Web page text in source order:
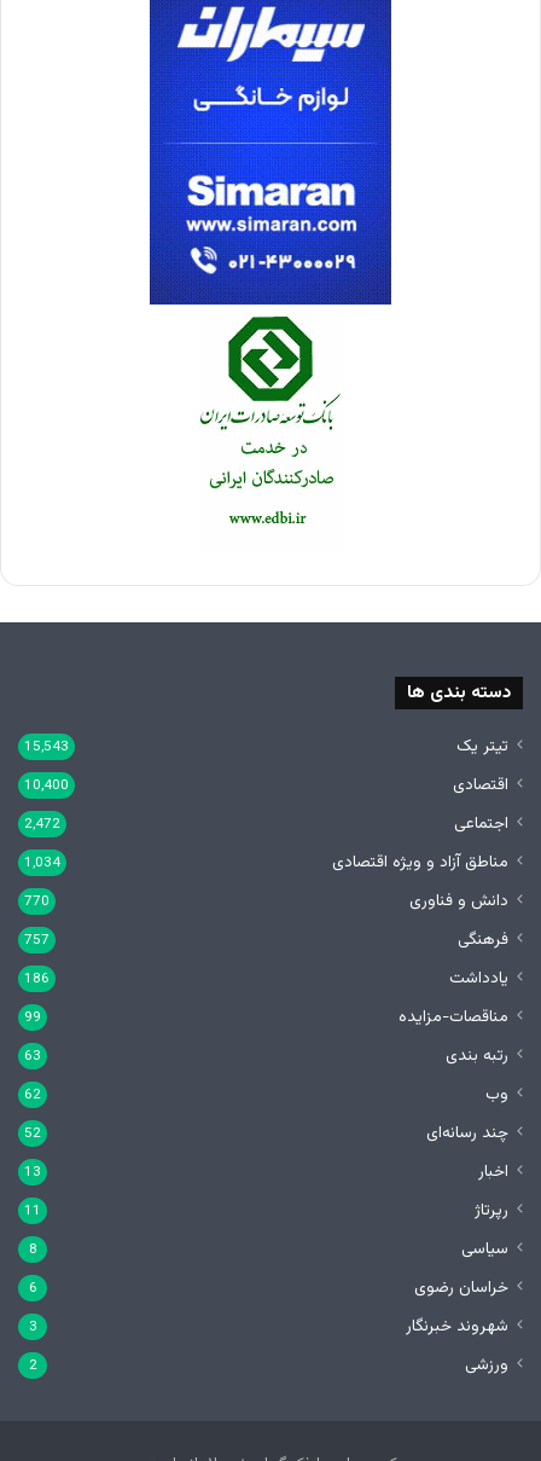
دسته بندی ها
تیتر یک 15,543
اقتصادی 10,400
اجتماعی 2,472
مناطق آزاد و ویژه اقتصادی 1,034
دانش و فناوری 770
فرهنگی 757
یادداشت 186
مناقصات-مزایده 99
رتبه بندی 63
وب 62
چند رسانه‌ای 52
اخبار 13
رپرتاژ 11
سیاسی 8
خراسان رضوی 6
شهروند خبرنگار 3
ورزشی 2